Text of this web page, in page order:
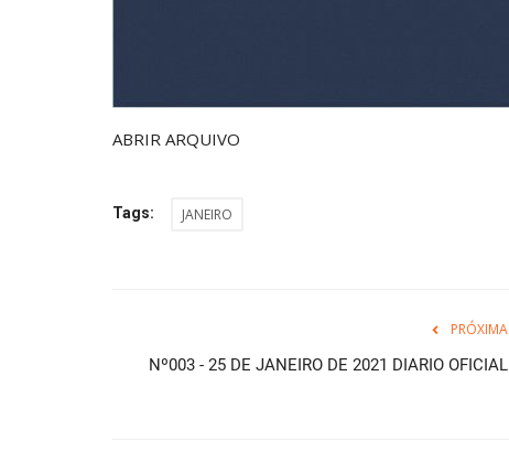
ABRIR ARQUIVO
Tags: JANEIRO
PRÓXIMA
Nº003 - 25 DE JANEIRO DE 2021 DIARIO OFICIAL